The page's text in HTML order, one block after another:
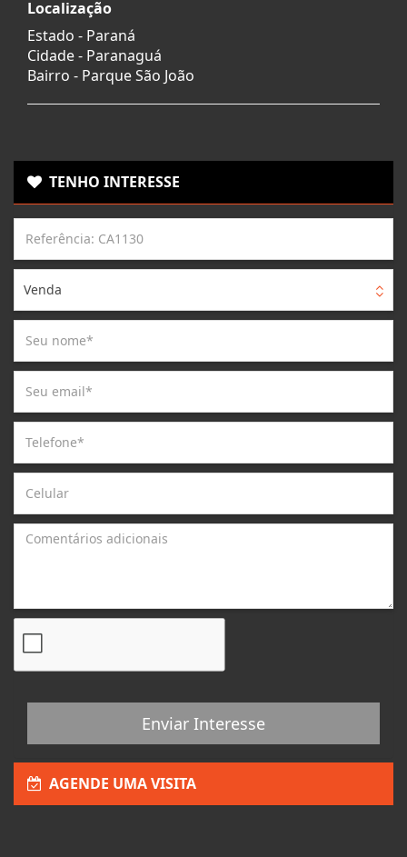
Localização
Estado - Paraná
Cidade - Paranaguá
Bairro - Parque São João
TENHO INTERESSE
Venda
Enviar Interesse
AGENDE UMA VISITA